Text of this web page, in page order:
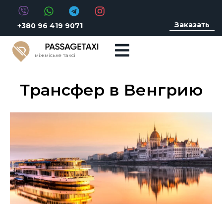
+380 96 419 9071 Заказать
міжміське таксі
Трансфер в Венгрию